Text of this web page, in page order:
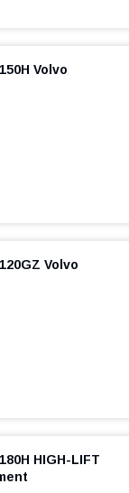
Volvo
Volvo
HIGH-LIFT